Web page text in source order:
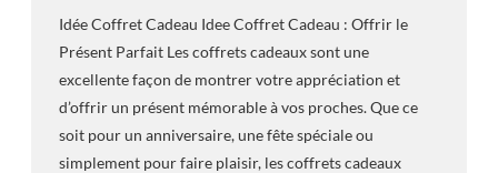
Idée Coffret Cadeau Idee Coffret Cadeau : Offrir le
Présent Parfait Les coffrets cadeaux sont une
excellente façon de montrer votre appréciation et
d’offrir un présent mémorable à vos proches. Que ce
soit pour un anniversaire, une fête spéciale ou
simplement pour faire plaisir, les coffrets cadeaux